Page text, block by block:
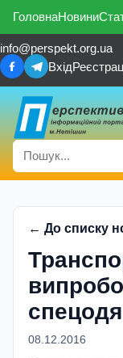
ГоловнаНовини
info@perspekt.org.ua
Вхід
← До списку
08.12.2016